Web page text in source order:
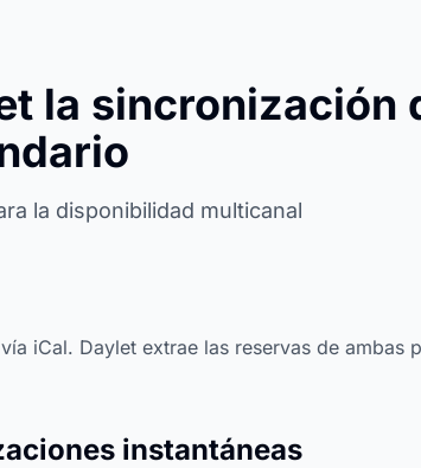
la sincronización
la disponibilidad multicanal
iCal. Daylet extrae las reservas de ambas
instantáneas